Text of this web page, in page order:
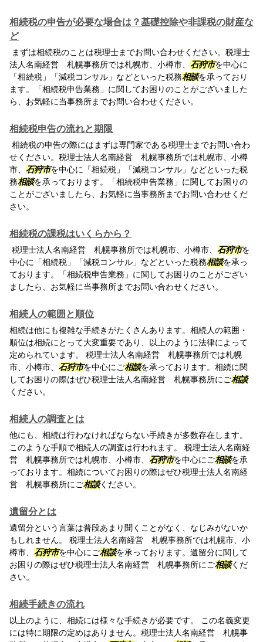
相続税の申告が必要な場合は？基礎控除や非課税の財産な
ど
まずは相続税のことは税理士までお問い合わせください。税理士
法人名南経営 札幌事務所では札幌市、小樽市、 石狩市を中心に
「相続税」「減税コンサル」などといった税務相談を承っており
ます。「相続税申告業務」に関してお困りのことがございました
ら、お気軽に当事務所までお問い合わせください。
相続税申告の流れと期限
相続税の申告の際にはまずは専門家である税理士までお問い合わ
せください。税理士法人名南経営 札幌事務所では札幌市、小樽
市、 石狩市を中心に「相続税」「減税コンサル」などといった税
務相談を承っております。「相続税申告業務」に関してお困りの
ことがございましたら、お気軽に当事務所までお問い合わせくだ
さい。
相続税の課税はいくらから？
税理士法人名南経営 札幌事務所では札幌市、小樽市、 石狩市を
中心に「相続税」「減税コンサル」などといった税務相談を承っ
ております。「相続税申告業務」に関してお困りのことがござい
ましたら、お気軽に当事務所までお問い合わせください。
相続人の範囲と順位
相続は他にも複雑な手続きがたくさんあります。相続人の範囲・
順位は相続にとって大変重要であり、以上のように法律によって
定められています。 税理士法人名南経営 札幌事務所では札幌
市、小樽市、 石狩市を中心にご相談を承っております。相続に関
してお困りの際はぜひ税理士法人名南経営 札幌事務所にご相談
ください。
相続人の調査とは
他にも、相続は行わなければならない手続きが多数存在します。
このような手順で相続人の調査は行われます。 税理士法人名南経
営 札幌事務所では札幌市、小樽市、 石狩市を中心にご相談を承
っております。相続についてお困りの際はぜひ税理士法人名南経
営 札幌事務所にご相談ください。
遺留分とは
遺留分という言葉は普段あまり聞くことがなく、なじみがないか
もしれません。 税理士法人名南経営 札幌事務所では札幌市、小
樽市、 石狩市を中心にご相談を承っております。遺留分に関して
お困りの際はぜひ税理士法人名南経営 札幌事務所にご相談くだ
さい。
相続手続きの流れ
以上のように、相続には様々な手続きが必要です。 この名義変更
には特に期限の定めはありません。税理士法人名南経営 札幌事